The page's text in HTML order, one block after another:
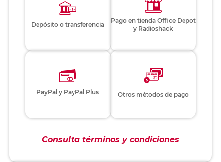
Depósito o transferencia
Pago en tienda Office Depot
y Radioshack
PayPal y PayPal Plus Otros métodos de pago
Consulta términos y condiciones